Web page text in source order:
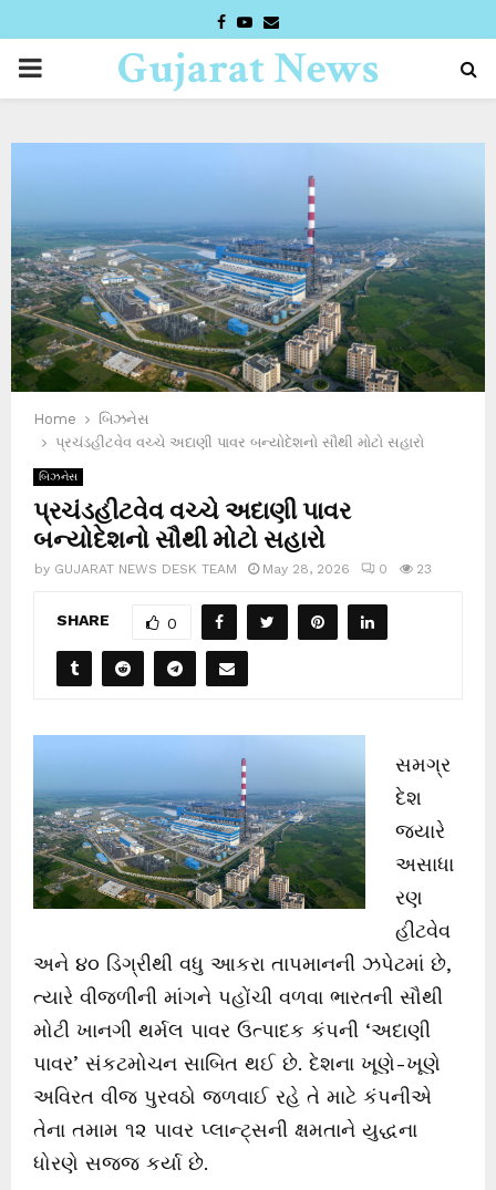
FACEBOOK
YOUTUBE
EMAIL
PRIMARYGujarat News
Home
બિઝનેસ
પ્રચંડહીટવેવ વચ્ચે અદાણી પાવર બન્યોદેશનો સૌથી મોટો સહારો
બિઝનેસ
પ્રચંડહીટવેવ વચ્ચે અદાણી પાવર
બન્યોદેશનો સૌથી મોટો સહારો
by GUJARAT NEWS DESK TEAM May 28, 2026 0 23
SHARE 0
સમગ્ર
દેશ
જ્યારે
અસાધા
રણ
હીટવેવ
અને ૪૦ ડિગ્રીથી વધુ આકરા તાપમાનની ઝપેટમાં છે,
ત્યારે વીજળીની માંગને પહોંચી વળવા ભારતની સૌથી
મોટી ખાનગી થર્મલ પાવર ઉત્પાદક કંપની ‘અદાણી
પાવર’ સંકટમોચન સાબિત થઈ છે. દેશના ખૂણે-ખૂણે
અવિરત વીજ પુરવઠો જળવાઈ રહે તે માટે કંપનીએ
તેના તમામ ૧૨ પાવર પ્લાન્ટ્સની ક્ષમતાને યુદ્ધના
ધોરણે સજ્જ કર્યા છે.